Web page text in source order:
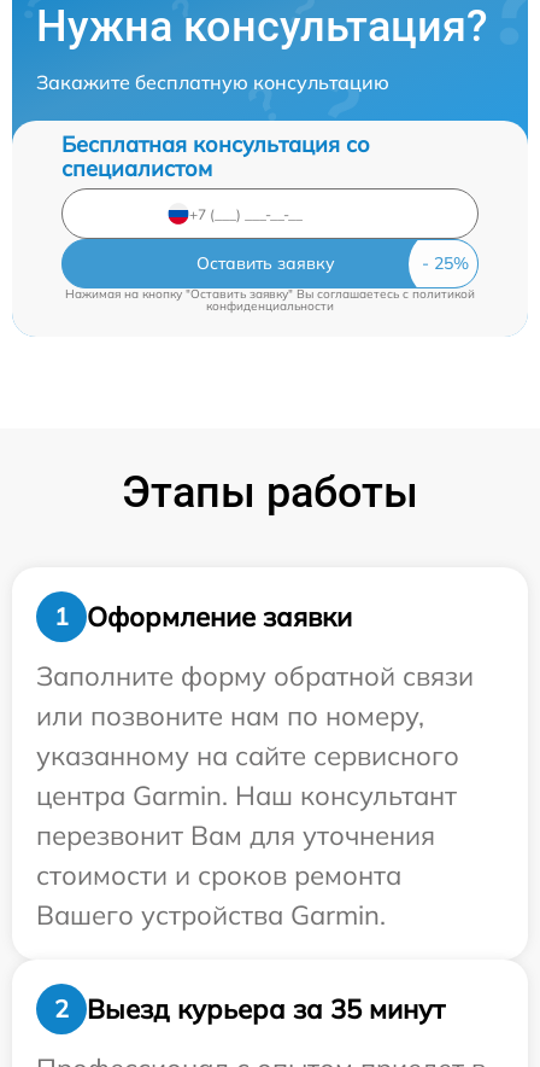
Нужна консультация?
Закажите бесплатную консультацию
Бесплатная консультация со
специалистом
Оставить заявку
Нажимая на кнопку "Оставить заявку" Вы соглашаетесь cполитикой
конфиденциальности
Этапы работы
1
Оформление заявки
Заполните форму обратной связи
или позвоните нам по номеру,
указанному на сайте сервисного
центра Garmin. Наш консультант
перезвонит Вам для уточнения
стоимости и сроков ремонта
Вашего устройства Garmin.
2
Выезд курьера за 35 минут